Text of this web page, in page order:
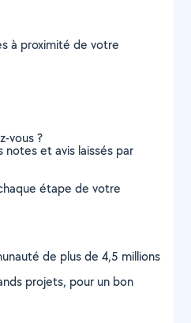
à proximité de votre
vous ?
notes et avis laissés par
étape de votre
de plus de 4,5 millions
projets, pour un bon